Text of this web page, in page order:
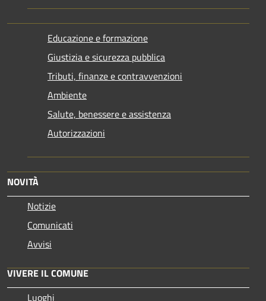
Educazione e formazione
Giustizia e sicurezza pubblica
Tributi, finanze e contravvenzioni
Ambiente
Salute, benessere e assistenza
Autorizzazioni
NOVITÀ
Notizie
Comunicati
Avvisi
VIVERE IL COMUNE
Luoghi